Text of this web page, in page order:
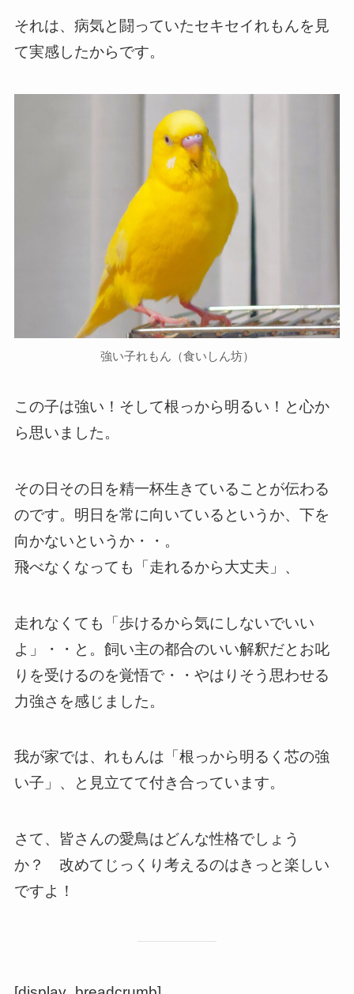
それは、病気と闘っていたセキセイれもんを見
て実感したからです。
強い子れもん（食いしん坊）
この子は強い！そして根っから明るい！と心か
ら思いました。
その日その日を精一杯生きていることが伝わる
のです。明日を常に向いているというか、下を
向かないというか・・。
飛べなくなっても「走れるから大丈夫」、
走れなくても「歩けるから気にしないでいい
よ」・・と。飼い主の都合のいい解釈だとお叱
りを受けるのを覚悟で・・やはりそう思わせる
力強さを感じました。
我が家では、れもんは「根っから明るく芯の強
い子」、と見立てて付き合っています。
さて、皆さんの愛鳥はどんな性格でしょう
か？ 改めてじっくり考えるのはきっと楽しい
ですよ！